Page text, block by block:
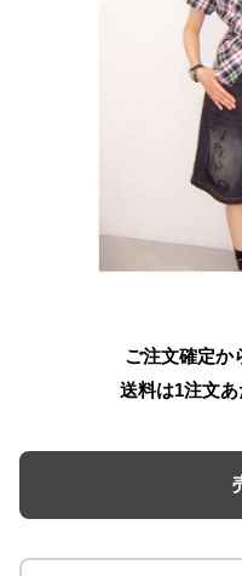
ご注文確定か
送料は1注文あ